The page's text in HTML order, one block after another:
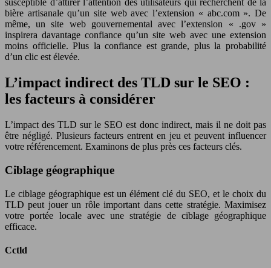
susceptible d’attirer l’attention des utilisateurs qui recherchent de la
bière artisanale qu’un site web avec l’extension « abc.com ». De
même, un site web gouvernemental avec l’extension « .gov »
inspirera davantage confiance qu’un site web avec une extension
moins officielle. Plus la confiance est grande, plus la probabilité
d’un clic est élevée.
L’impact indirect des TLD sur le SEO :
les facteurs à considérer
L’impact des TLD sur le SEO est donc indirect, mais il ne doit pas
être négligé. Plusieurs facteurs entrent en jeu et peuvent influencer
votre référencement. Examinons de plus près ces facteurs clés.
Ciblage géographique
Le ciblage géographique est un élément clé du SEO, et le choix du
TLD peut jouer un rôle important dans cette stratégie. Maximisez
votre portée locale avec une stratégie de ciblage géographique
efficace.
Cctld